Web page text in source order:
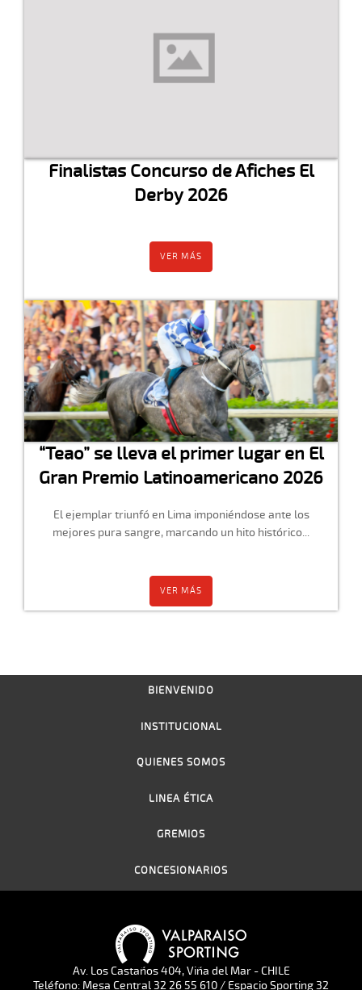
Finalistas Concurso de Afiches El
Derby 2026
VER MÁS
“Teao” se lleva el primer lugar en El
Gran Premio Latinoamericano 2026
El ejemplar triunfó en Lima imponiéndose ante los
mejores pura sangre, marcando un hito histórico...
VER MÁS
BIENVENIDO
INSTITUCIONAL
QUIENES SOMOS
LINEA ÉTICA
GREMIOS
CONCESIONARIOS
Av. Los Castaños 404, Viña del Mar - CHILE
Teléfono: Mesa Central 32 26 55 610 / Espacio Sporting 32